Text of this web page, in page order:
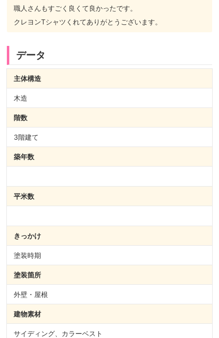
職人さんもすごく良くて良かったです。
クレヨンTシャツくれてありがとうございます。
データ
主体構造
木造
階数
3階建て
築年数
平米数
きっかけ
塗装時期
塗装箇所
外壁・屋根
建物素材
サイディング、カラーベスト